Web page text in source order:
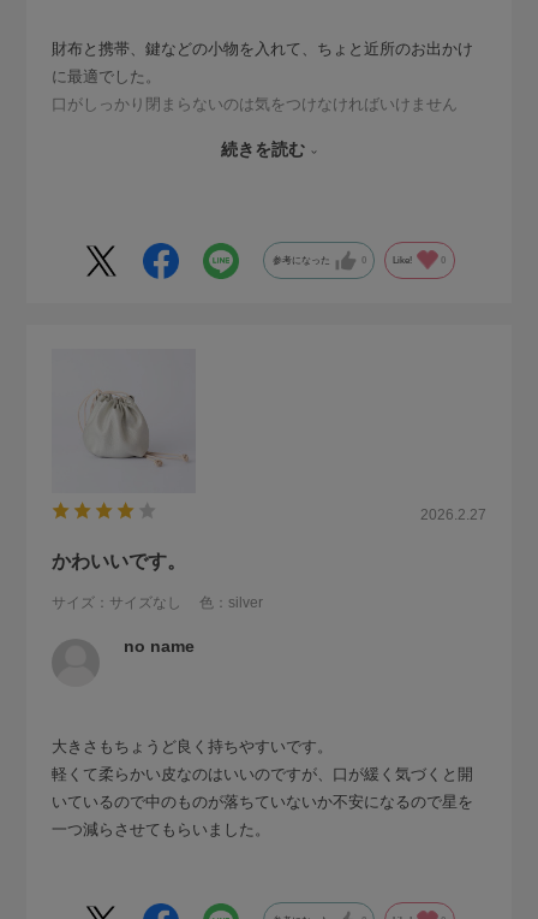
財布と携帯、鍵などの小物を入れて、ちょと近所のお出かけ
に最適でした。
口がしっかり閉まらないのは気をつけなければいけません
続きを読む
参考になった 0 Like! 0
2026.2.27
かわいいです。
サイズ：サイズなし 色：silver
no name
大きさもちょうど良く持ちやすいです。
軽くて柔らかい皮なのはいいのですが、口が緩く気づくと開
いているので中のものが落ちていないか不安になるので星を
一つ減らさせてもらいました。